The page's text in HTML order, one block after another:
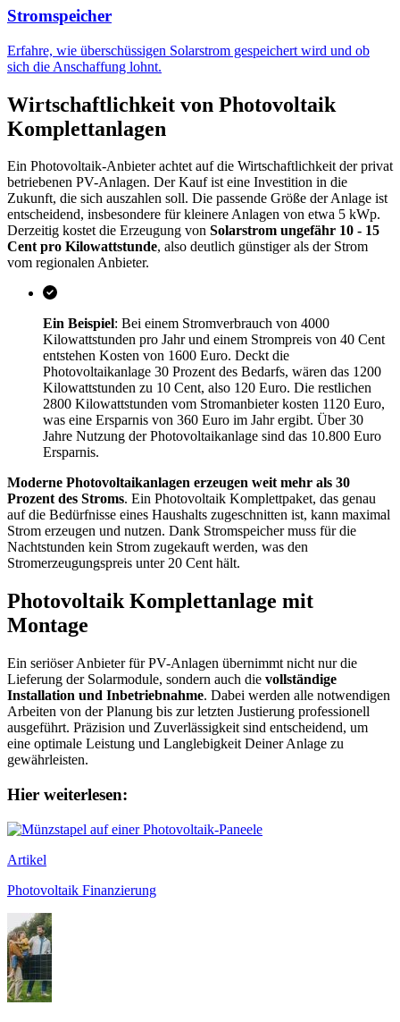
Stromspeicher
Erfahre, wie überschüssigen Solarstrom gespeichert wird und ob
sich die Anschaffung lohnt.
Wirtschaftlichkeit von Photovoltaik
Komplettanlagen
Ein Photovoltaik-Anbieter achtet auf die Wirtschaftlichkeit der privat
betriebenen PV-Anlagen. Der Kauf ist eine Investition in die
Zukunft, die sich auszahlen soll. Die passende Größe der Anlage ist
entscheidend, insbesondere für kleinere Anlagen von etwa 5 kWp.
Derzeitig kostet die Erzeugung von Solarstrom ungefähr 10 - 15
Cent pro Kilowattstunde, also deutlich günstiger als der Strom
vom regionalen Anbieter.
Ein Beispiel: Bei einem Stromverbrauch von 4000
Kilowattstunden pro Jahr und einem Strompreis von 40 Cent
entstehen Kosten von 1600 Euro. Deckt die
Photovoltaikanlage 30 Prozent des Bedarfs, wären das 1200
Kilowattstunden zu 10 Cent, also 120 Euro. Die restlichen
2800 Kilowattstunden vom Stromanbieter kosten 1120 Euro,
was eine Ersparnis von 360 Euro im Jahr ergibt. Über 30
Jahre Nutzung der Photovoltaikanlage sind das 10.800 Euro
Ersparnis.
Moderne Photovoltaikanlagen erzeugen weit mehr als 30
Prozent des Stroms. Ein Photovoltaik Komplettpaket, das genau
auf die Bedürfnisse eines Haushalts zugeschnitten ist, kann maximal
Strom erzeugen und nutzen. Dank Stromspeicher muss für die
Nachtstunden kein Strom zugekauft werden, was den
Stromerzeugungspreis unter 20 Cent hält.
Photovoltaik Komplettanlage mit
Montage
Ein seriöser Anbieter für PV-Anlagen übernimmt nicht nur die
Lieferung der Solarmodule, sondern auch die vollständige
Installation und Inbetriebnahme. Dabei werden alle notwendigen
Arbeiten von der Planung bis zur letzten Justierung professionell
ausgeführt. Präzision und Zuverlässigkeit sind entscheidend, um
eine optimale Leistung und Langlebigkeit Deiner Anlage zu
gewährleisten.
Hier weiterlesen:
Artikel
Photovoltaik Finanzierung